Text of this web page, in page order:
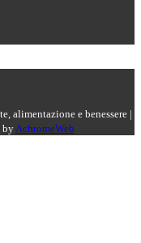
alimentazione e benessere |
byAchromeWeb